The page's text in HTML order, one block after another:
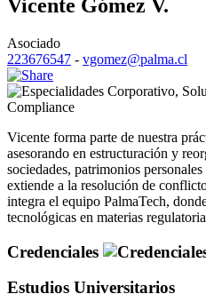
Vicente Gómez V.
Asociado
223676547 - vgomez@palma.cl
Corporativo,
Compliance
Vicente forma parte de nuestra
asesorando en estructuración y
sociedades, patrimonios
extiende a la resolución de
integra el equipo PalmaTech,
tecnológicas en materias
Credenciales
Estudios Universitarios